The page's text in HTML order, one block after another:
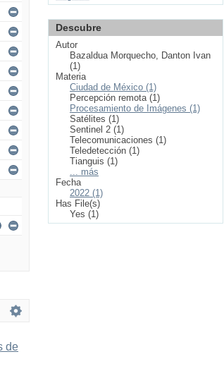
de
Descubre
Autor
Bazaldua Morquecho, Danton Ivan
(1)
Materia
Ciudad de México (1)
Percepción remota (1)
Procesamiento de Imágenes (1)
Satélites (1)
Sentinel 2 (1)
Telecomunicaciones (1)
Teledetección (1)
Tianguis (1)
... más
Fecha
2022 (1)
Has File(s)
Yes (1)